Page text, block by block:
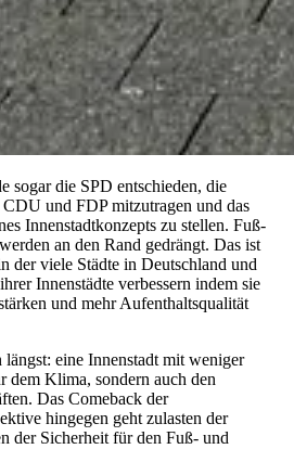
sogar die SPD entschieden, die
und FDP mitzutragen und das
Innenstadtkonzepts zu stellen. Fuß-
an den Rand gedrängt. Das ist
der viele Städte in Deutschland und
Innenstädte verbessern indem sie
und mehr Aufenthaltsqualität
längst: eine Innenstadt mit weniger
dem Klima, sondern auch den
Das Comeback der
hingegen geht zulasten der
der Sicherheit für den Fuß- und